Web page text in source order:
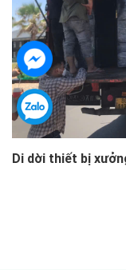
Di dời thiết bị